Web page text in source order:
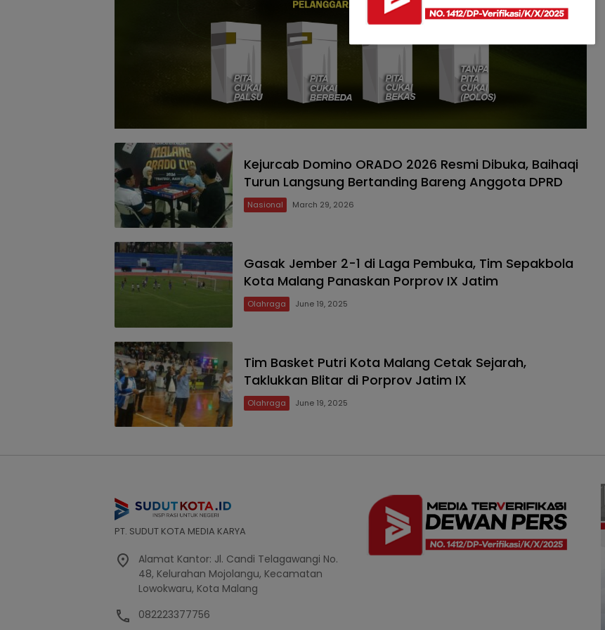
Kejurcab Domino ORADO 2026 Resmi Dibuka, Baihaqi
Turun Langsung Bertanding Bareng Anggota DPRD
Nasional March 29, 2026
Gasak Jember 2-1 di Laga Pembuka, Tim Sepakbola
Kota Malang Panaskan Porprov IX Jatim
Olahraga June 19, 2025
Tim Basket Putri Kota Malang Cetak Sejarah,
Taklukkan Blitar di Porprov Jatim IX
Olahraga June 19, 2025
PT. SUDUT KOTA MEDIA KARYA
Alamat Kantor: Jl. Candi Telagawangi No.
48, Kelurahan Mojolangu, Kecamatan
Lowokwaru, Kota Malang
082223377756